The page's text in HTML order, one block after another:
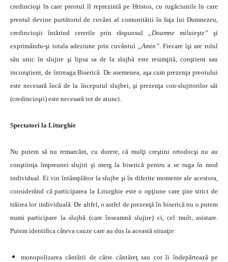
credincioşi în care preotul îl reprezintă pe Hristos, cu rugăciunile în care
preotul devine purtătorul de cuvânt al comunitătii în faţa lui Dumnezeu,
credincioşii întărind cererile prin răspunsul „Doamne miluieşte” şi
exprimându-şi totala adeziune prin cuvântul „Amin”. Fiecare îşi are rolul
său unic în slujire şi lipsa sa de la slujbă este resimţită, conştient sau
inconştient, de întreaga Biserică. De asemenea, aşa cum prezenţa preotului
este necesară încă de la începutul slujbei, şi prezenţa con-slujitorilor săi
(credincioşii) este necesară tot de atunci.
Spectatori la Liturghie
Nu putem să nu remarcăm, cu durere, că mulţi creştini ortodocşi nu au
conştiinţa împreunei slujiri şi merg la biserică pentru a se ruga în mod
individual. Ei vin întâmplător la slujbe şi în diferite momente ale acestora,
considerând că participarea la Liturghie este o opţiune care ţine strict de
trăirea lor individuală. De altfel, o astfel de prezenţă în biserică nu o putem
numi participare la slujbă (care înseamnă slujire) ci, cel mult, asistare.
Putem identifica câteva cauze care au dus la această situaţie:
monopolizarea cântării de către cântăreţ sau cor îi îndepărtează pe